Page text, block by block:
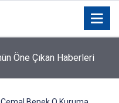
Öne Çıkan Haberleri